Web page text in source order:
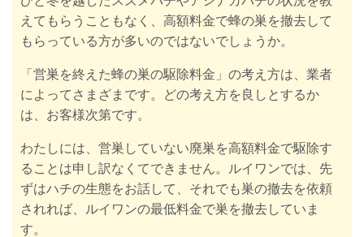
えてもらうこともなく、高額料金で蜂の巣を撤去して
もらっている方が多いのではないでしょうか。
「営巣を終えた蜂の巣の駆除料金」の考え方は、業者
によってさまざまです。どの考え方を良しとするか
は、お客様次第です。
わたしには、営巣していない廃巣を高額料金で駆除す
ることは申し訳なくてできません。ルイワンでは、先
ずはハチの生態をお話して、それでも巣の撤去を依頼
されれば、ルイワンの最低料金で巣を撤去していま
す。